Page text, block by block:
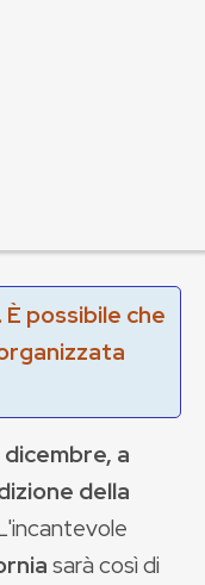
possibile che
dicembre, a
della
sarà così di